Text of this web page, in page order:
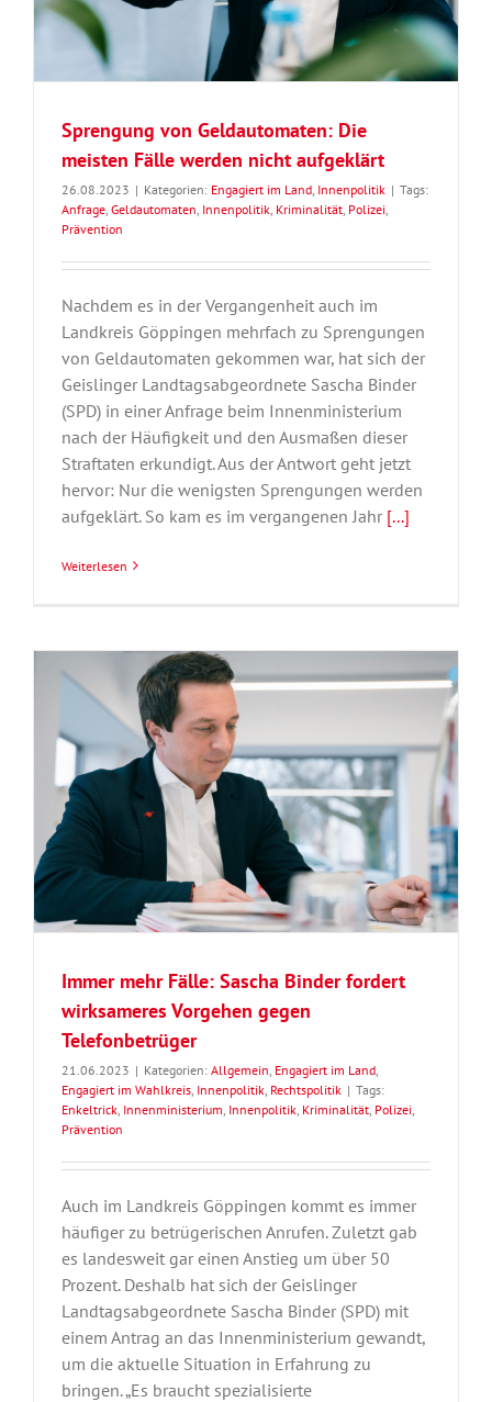
Sprengung von Geldautomaten: Die
meisten Fälle werden nicht aufgeklärt
26.08.2023 | Kategorien: Engagiert im Land Innenpolitik | Tags:
Anfrage Geldautomaten Innenpolitik Kriminalität Polizei
Prävention
Nachdem es in der Vergangenheit auch im
Landkreis Göppingen mehrfach zu Sprengungen
von Geldautomaten gekommen war, hat sich der
Geislinger Landtagsabgeordnete Sascha Binder
(SPD) in einer Anfrage beim Innenministerium
nach der Häufigkeit und den Ausmaßen dieser
Straftaten erkundigt. Aus der Antwort geht jetzt
hervor: Nur die wenigsten Sprengungen werden
aufgeklärt. So kam es im vergangenen Jahr [...]
Weiterlesen
Immer mehr Fälle: Sascha Binder fordert
wirksameres Vorgehen gegen
Telefonbetrüger
21.06.2023 | Kategorien: Allgemein Engagiert im Land
Engagiert im Wahlkreis Innenpolitik Rechtspolitik | Tags:
Enkeltrick Innenministerium Innenpolitik Kriminalität Polizei
Prävention
Auch im Landkreis Göppingen kommt es immer
häufiger zu betrügerischen Anrufen. Zuletzt gab
es landesweit gar einen Anstieg um über 50
Prozent. Deshalb hat sich der Geislinger
Landtagsabgeordnete Sascha Binder (SPD) mit
einem Antrag an das Innenministerium gewandt,
um die aktuelle Situation in Erfahrung zu
bringen. „Es braucht spezialisierte